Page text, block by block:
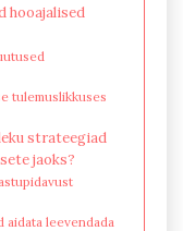
hooajalised
tulemuslikkuses
strateegiad
jaoks?
leevendada